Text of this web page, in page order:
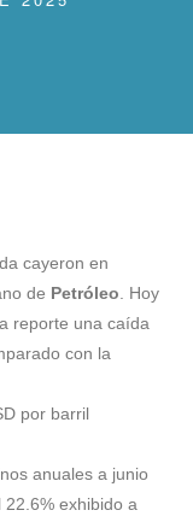
cayeron en
de Petróleo . Hoy
reporte una caída
con la
por barril
anuales a junio
exhibido a